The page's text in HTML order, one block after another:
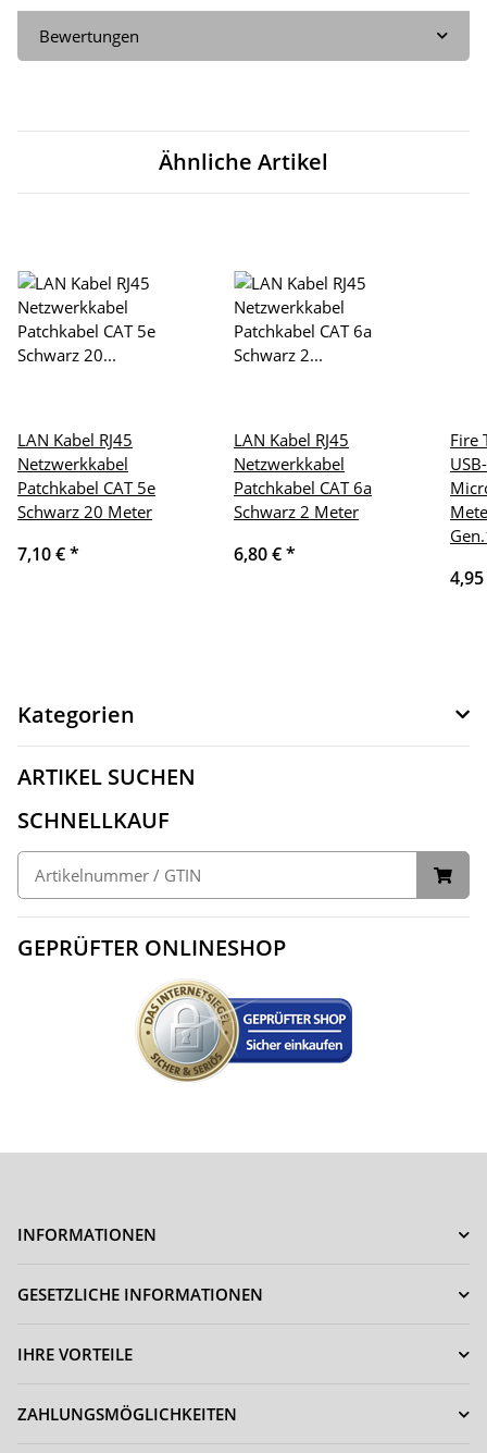
Bewertungen
Ähnliche Artikel
LAN Kabel RJ45
Netzwerkkabel
Patchkabel CAT 5e
Schwarz 20 Meter
7,10 €*
LAN Kabel RJ45
Netzwerkkabel
Patchkabel CAT 6a
Schwarz 2 Meter
6,80 €*
Fire
Kategorien
ARTIKEL SUCHEN
SCHNELLKAUF
GEPRÜFTER ONLINESHOP
INFORMATIONEN
GESETZLICHE INFORMATIONEN
IHRE VORTEILE
ZAHLUNGSMÖGLICHKEITEN